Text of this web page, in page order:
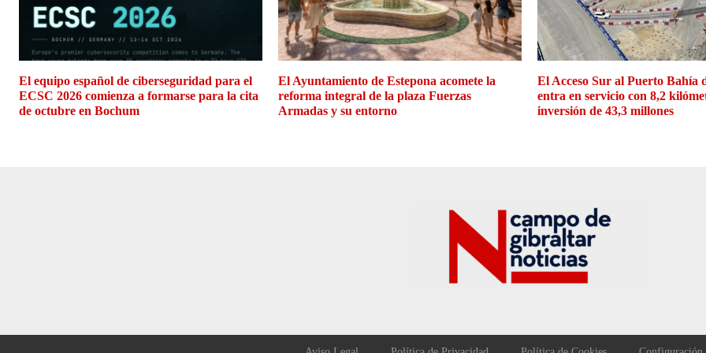
El equipo español de ciberseguridad para el
ECSC 2026 comienza a formarse para la cita
de octubre en Bochum
El Ayuntamiento de Estepona acomete la
reforma integral de la plaza Fuerzas
Armadas y su entorno
El Acceso Sur al Puerto Bahía
entra en servicio con 8,2
inversión de 43,3 millones